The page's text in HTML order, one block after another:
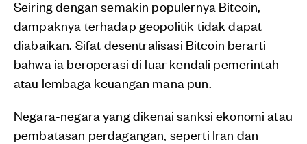
Seiring dengan semakin populernya Bitcoin,
dampaknya terhadap geopolitik tidak dapat
diabaikan. Sifat desentralisasi Bitcoin berarti
bahwa ia beroperasi di luar kendali pemerintah
atau lembaga keuangan mana pun.
Negara-negara yang dikenai sanksi ekonomi atau
pembatasan perdagangan, seperti Iran dan